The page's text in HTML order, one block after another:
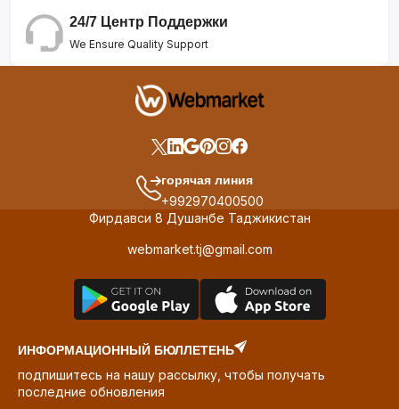
24/7 Центр Поддержки
We Ensure Quality Support
горячая линия
+992970400500
Фирдавси 8 Душанбе Таджикистан
webmarket.tj@gmail.com
ИНФОРМАЦИОННЫЙ БЮЛЛЕТЕНЬ
подпишитесь на нашу рассылку, чтобы получать
последние обновления